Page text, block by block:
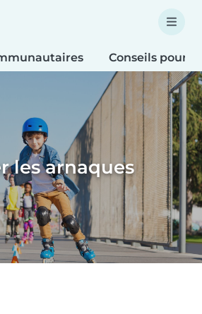
Conseils pour
les arnaques